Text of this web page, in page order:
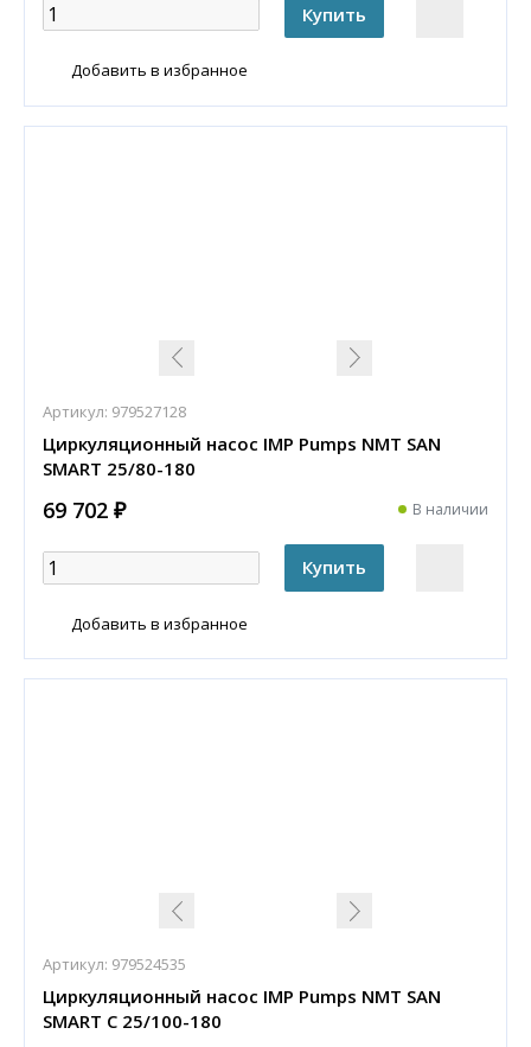
Добавить в избранное
Артикул: 979527128
Циркуляционный насос IMP Pumps NMT SAN
SMART 25/80-180
69 702 ₽ В наличии
Добавить в избранное
Артикул: 979524535
Циркуляционный насос IMP Pumps NMT SAN
SMART C 25/100-180